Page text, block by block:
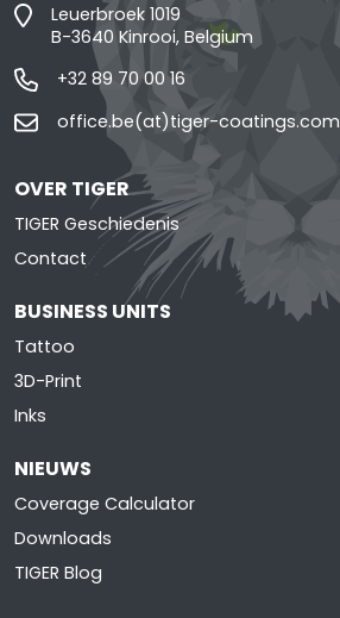
Leuerbroek 1019
B-3640 Kinrooi, Belgium
+32 89 70 00 16
office.be(at)tiger-coatings.com
OVER TIGER
TIGER Geschiedenis
Contact
BUSINESS UNITS
Tattoo
3D-Print
Inks
NIEUWS
Coverage Calculator
Downloads
TIGER Blog